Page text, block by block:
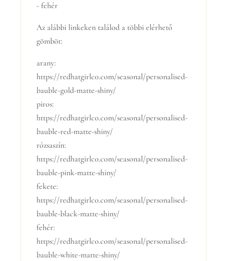
- fehér
Az alábbi linkeken találod a többi elérhető
gömböt:
arany:
https://redhatgirlco.com/seasonal/personalised-
bauble-gold-matte-shiny/
piros:
https://redhatgirlco.com/seasonal/personalised-
bauble-red-matte-shiny/
rózsaszín:
https://redhatgirlco.com/seasonal/personalised-
bauble-pink-matte-shiny/
fekete:
https://redhatgirlco.com/seasonal/personalised-
bauble-black-matte-shiny/
fehér:
https://redhatgirlco.com/seasonal/personalised-
bauble-white-matte-shiny/